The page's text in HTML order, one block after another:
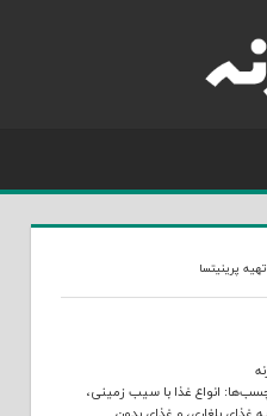
پرینیتسا
انواع غذا با سیب زمینی،